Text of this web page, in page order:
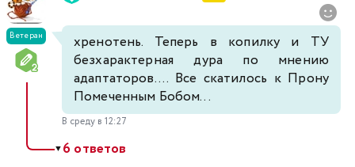
Ветеран
хренотень. Теперь в копилку и ТУ
безхарактерная дура по мнению
адаптаторов.... Все скатилось к Прону
Помеченным Бобом...
В среду в 12:27
▼6 ответов